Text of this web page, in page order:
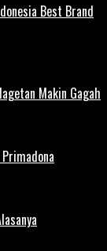
Best Brand
Makin Gagah